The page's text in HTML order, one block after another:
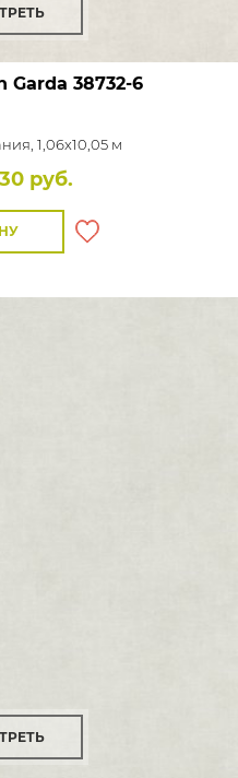
Garda 38732-6
1,06x10,05 м
руб.